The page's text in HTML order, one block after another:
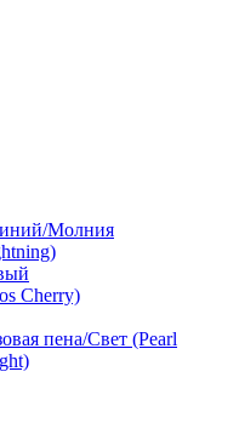
Молния
Cherry)
пена/Свет (Pearl